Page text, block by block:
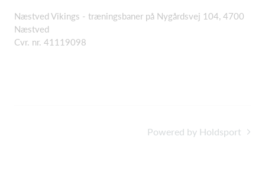
Næstved Vikings - træningsbaner på Nygårdsvej 104, 4700
Næstved
Cvr. nr. 41119098
Powered by Holdsport